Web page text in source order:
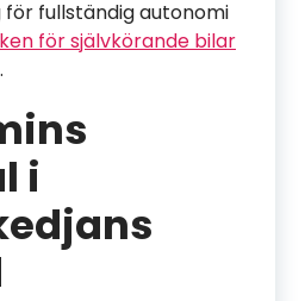
för fullständig autonomi
för självkörande bilar
i